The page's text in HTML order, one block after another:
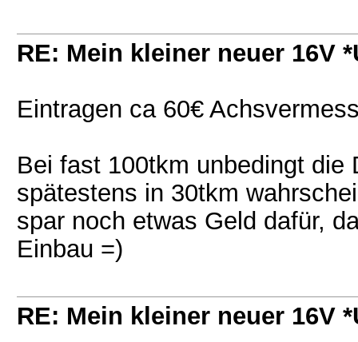
RE: Mein kleiner neuer 16V
Eintragen ca 60€
Bei fast 100tkm unbedingt
spätestens in 30tkm
spar noch etwas Geld dafür,
Einbau =)
RE: Mein kleiner neuer 16V